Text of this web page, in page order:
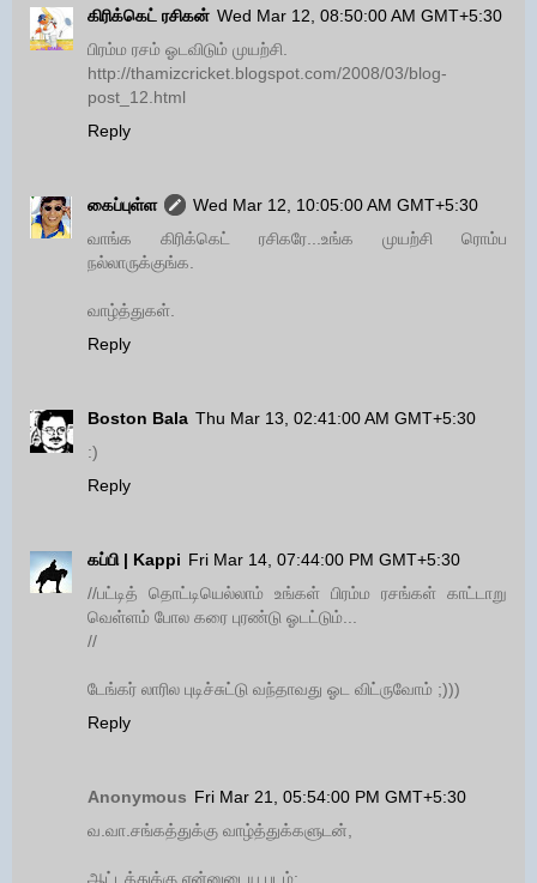
கிரிக்கெட் ரசிகன் Wed Mar 12, 08:50:00 AM GMT+5:30
பிரம்ம ரசம் ஓடவிடும் முயற்சி.
http://thamizcricket.blogspot.com/2008/03/blog-
post_12.html
Reply
கைப்புள்ள
Wed Mar 12, 10:05:00 AM GMT+5:30
வாங்க கிரிக்கெட் ரசிகரே...உங்க முயற்சி ரொம்ப
நல்லாருக்குங்க.
வாழ்த்துகள்.
Reply
Boston Bala Thu Mar 13, 02:41:00 AM GMT+5:30
:)
Reply
கப்பி | Kappi Fri Mar 14, 07:44:00 PM GMT+5:30
//பட்டித் தொட்டியெல்லாம் உங்கள் பிரம்ம ரசங்கள் காட்டாறு
வெள்ளம் போல கரை புரண்டு ஓடட்டும்...
//
டேங்கர் லாரில புடிச்சுட்டு வந்தாவது ஓட விட்ருவோம் ;)))
Reply
Anonymous Fri Mar 21, 05:54:00 PM GMT+5:30
வ.வா.சங்கத்துக்கு வாழ்த்துக்களுடன்,
ஆட்டத்துக்கு என்னுடைய படம்: